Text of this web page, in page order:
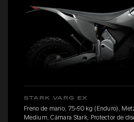
STARK VARG EX
Freno de mano, 75-90 kg (Enduro),
Medium, Cámara Stark, Protector de